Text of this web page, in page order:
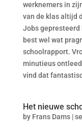
werknemers in
van de klas altijd
Jobs gepresteerd
best wel wat
schoolrapport.
minutieus
vind dat
Het nieuwe
by Frans Dams|